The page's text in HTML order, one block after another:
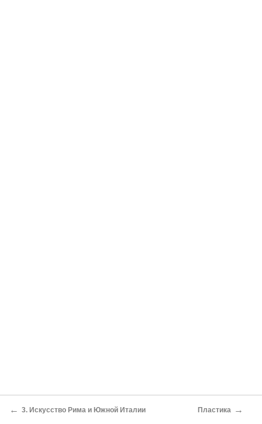
← 3. Искусство Рима и Южной Италии Пластика →